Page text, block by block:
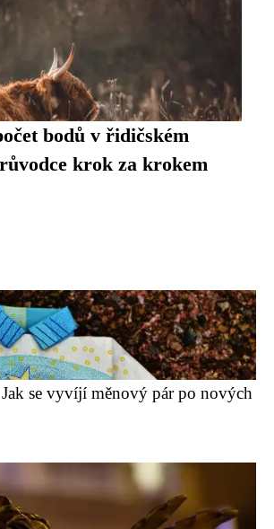
bodů v řidičském
krok za krokem
se vyvíjí měnový pár po nových